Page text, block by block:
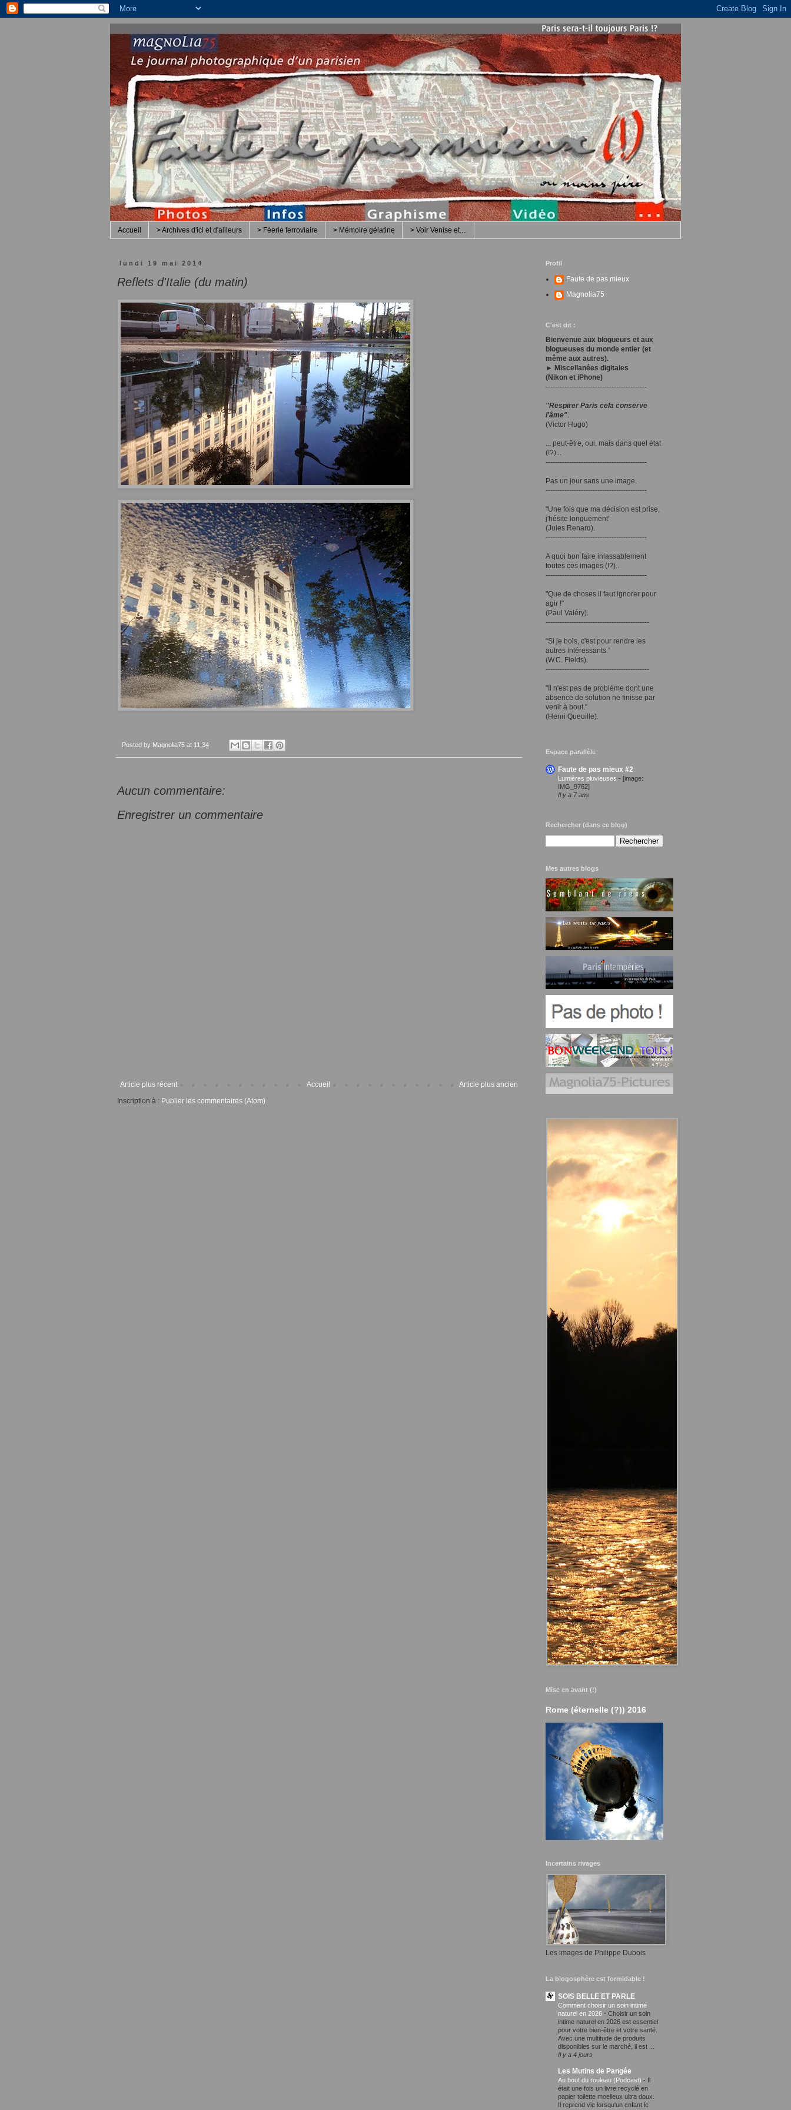
Accueil > Archives d'ici et d'ailleurs > Féerie ferroviaire > Mémoire gélatine > Voir Venise et....
lundi 19 mai 2014
Reflets d'Italie (du matin)
Posted by Magnolia75 at 11:34
Aucun commentaire:
Enregistrer un commentaire
Article plus récent Article plus ancien
Accueil
Inscription à : Publier les commentaires (Atom)
Profil
Faute de pas mieux
Magnolia75
C'est dit :
Bienvenue aux blogueurs et aux
blogueuses du monde entier (et
même aux autres).
► Miscellanées digitales
(Nikon et iPhone)
-------------------------------------------
"Respirer Paris cela conserve
l'âme".
(Victor Hugo)
... peut-être, oui, mais dans quel état
(!?)...
-------------------------------------------
Pas un jour sans une image.
-------------------------------------------
"Une fois que ma décision est prise,
j'hésite longuement"
(Jules Renard).
-------------------------------------------
A quoi bon faire inlassablement
toutes ces images (!?)...
-------------------------------------------
"Que de choses il faut ignorer pour
agir !"
(Paul Valéry).
--------------------------------------------
“Si je bois, c'est pour rendre les
autres intéressants.”
(W.C. Fields).
--------------------------------------------
"Il n'est pas de problème dont une
absence de solution ne finisse par
venir à bout."
(Henri Queuille).
Espace parallèle
Faute de pas mieux #2
Lumières pluvieuses - [image:
IMG_9762]
Il y a 7 ans
Rechercher (dans ce blog)
Mes autres blogs
Mise en avant (!)
Rome (éternelle (?)) 2016
Incertains rivages
Les images de Philippe Dubois
La blogosphère est formidable !
SOIS BELLE ET PARLE
Comment choisir un soin intime
naturel en 2026 - Choisir un soin
intime naturel en 2026 est essentiel
pour votre bien-être et votre santé.
Avec une multitude de produits
disponibles sur le marché, il est ...
Il y a 4 jours
Les Mutins de Pangée
Au bout du rouleau (Podcast) - Il
était une fois un livre recyclé en
papier toilette moelleux ultra doux.
Il reprend vie lorsqu'un enfant le